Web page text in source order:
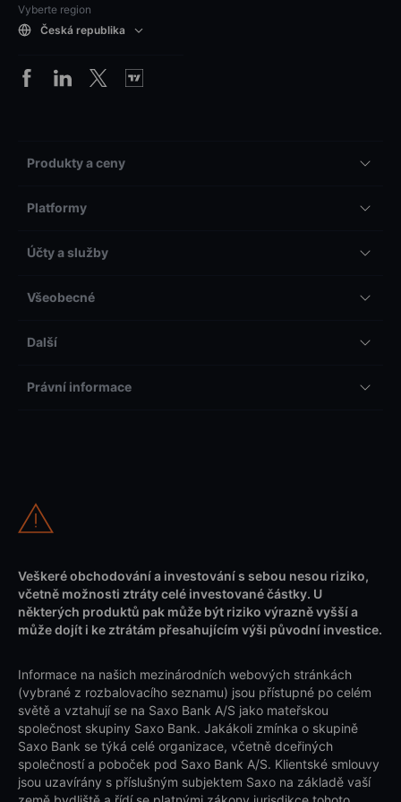
Vyberte region
Česká republika
Produkty a ceny
Platformy
Účty a služby
Všeobecné
Další
Právní informace
Veškeré obchodování a investování s sebou nesou riziko,
včetně možnosti ztráty celé investované částky. U
některých produktů pak může být riziko výrazně vyšší a
může dojít i ke ztrátám přesahujícím výši původní investice.
Informace na našich mezinárodních webových stránkách
(vybrané z rozbalovacího seznamu) jsou přístupné po celém
světě a vztahují se na Saxo Bank A/S jako mateřskou
společnost skupiny Saxo Bank. Jakákoli zmínka o skupině
Saxo Bank se týká celé organizace, včetně dceřiných
společností a poboček pod Saxo Bank A/S. Klientské smlouvy
jsou uzavírány s příslušným subjektem Saxo na základě vaší